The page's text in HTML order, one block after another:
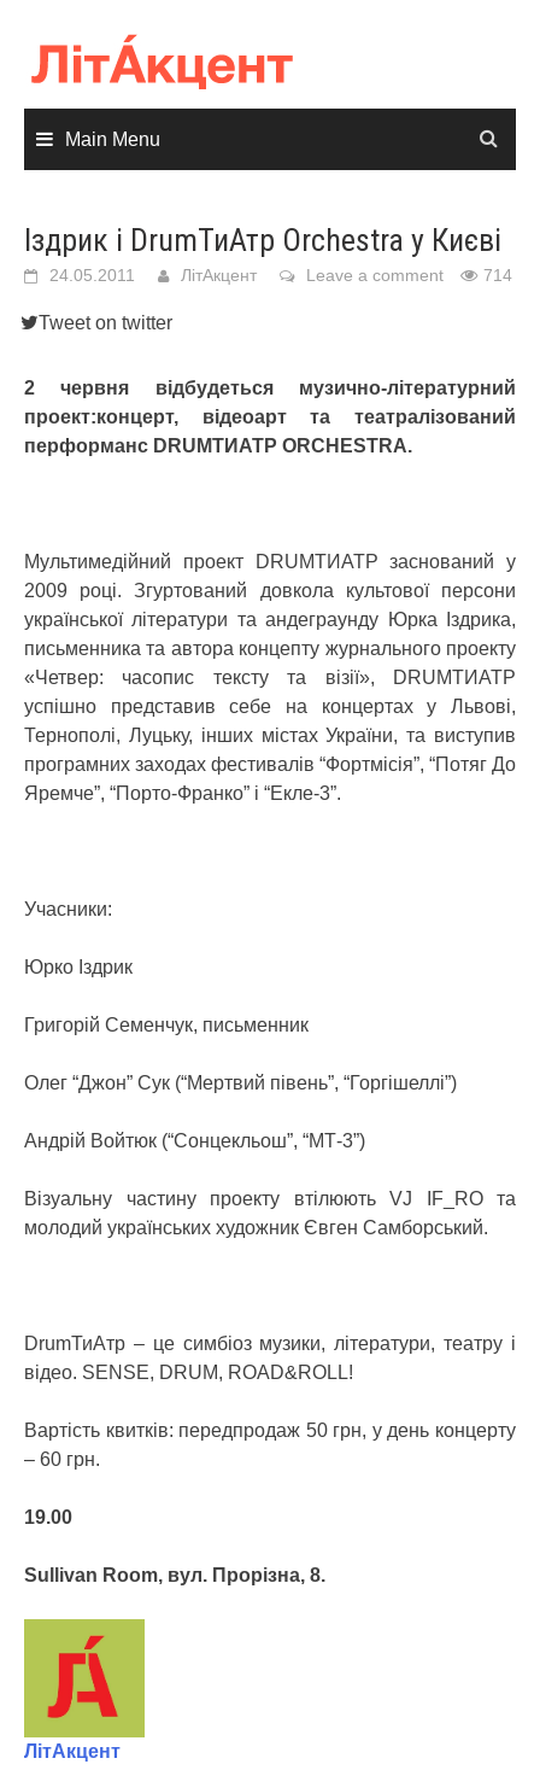
content
Main Menu
Іздрик і DrumТиАтр Orchestra у Києві
24.05.2011 ЛітАкцент Leave a comment 714
Tweet on twitter
2 червня відбудеться музично-літературний
проект:концерт, відеоарт та театралізований
перформанс DRUMТИАТР ORCHESTRA.
Мультимедійний проект DRUMТИАТР заснований у
2009 році. Згуртований довкола культової персони
української літератури та андеграунду Юрка Іздрика,
письменника та автора концепту журнального проекту
«Четвер: часопис тексту та візії», DRUMТИАТР
успішно представив себе на концертах у Львові,
Тернополі, Луцьку, інших містах України, та виступив
програмних заходах фестивалів “Фортмісія”, “Потяг До
Яремче”, “Порто-Франко” і “Екле-3”.
Учасники:
Юрко Іздрик
Григорій Семенчук, письменник
Олег “Джон” Сук (“Мертвий півень”, “Горгішеллі”)
Андрій Войтюк (“Сонцекльош”, “МТ-3”)
Візуальну частину проекту втілюють VJ IF_RO та
молодий українських художник Євген Самборський.
DrumТиАтр – це симбіоз музики, літератури, театру і
відео. SENSE, DRUM, ROAD&ROLL!
Вартість квитків: передпродаж 50 грн, у день концерту
– 60 грн.
19.00
Sullivan Room, вул. Прорізна, 8.
ЛітАкцент